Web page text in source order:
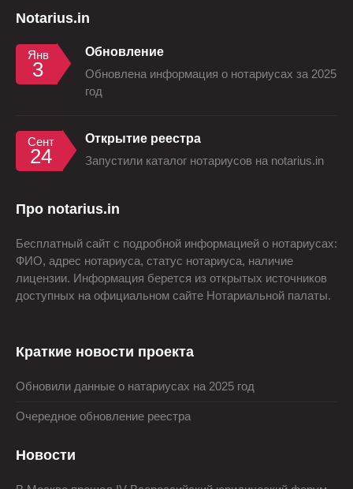
Notarius.in
Янв
3
Обновление
Обновлена информация о нотариусах за 2025
год
Сент
24
Открытие реестра
Запустили каталог нотариусов на notarius.in
Про notarius.in
Бесплатный сайт с подробной информацией о нотариусах:
ФИО, адрес нотариуса, статус нотариуса, наличие
лицензии. Информация берется из открытых источников
доступных на официальном сайте Нотариальной палаты.
Краткие новости проекта
Обновили данные о натариусах на 2025 год
Очередное обновление реестра
Новости